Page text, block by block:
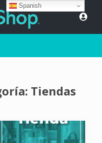
Tiendas
Spanish